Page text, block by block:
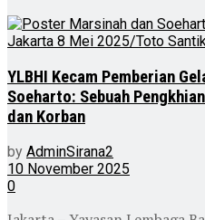
YLBHI Kecam Pemberian
Soeharto: Sebuah
dan Korban
by AdminSirana2
10 November 2025
0